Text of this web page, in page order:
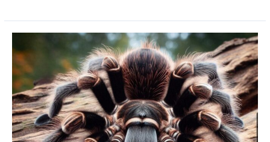
alcuni
ragni
sono
così
pelosi